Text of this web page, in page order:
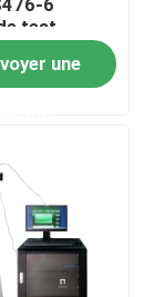
6
test
une